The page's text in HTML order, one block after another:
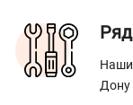
Наши
Дону